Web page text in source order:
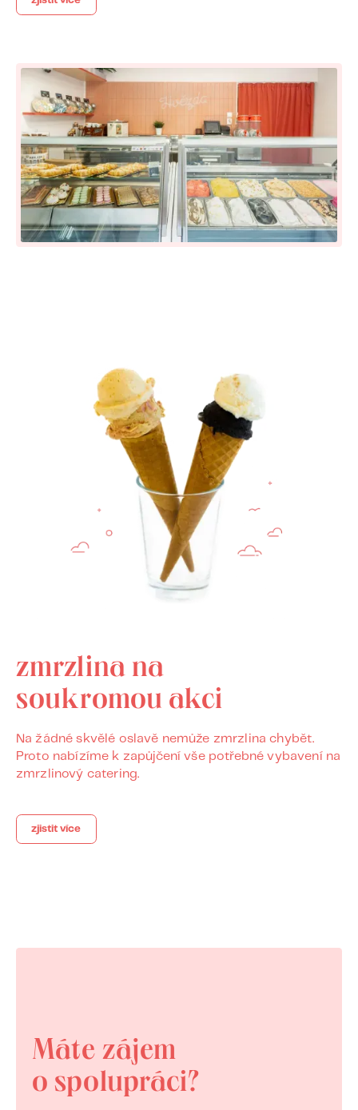
zmrzlina na
soukromou akci
Na žádné skvělé oslavě nemůže zmrzlina chybět.
Proto nabízíme k zapůjčení vše potřebné vybavení na
zmrzlinový catering.
zjistit více
Máte zájem
o spolupráci?